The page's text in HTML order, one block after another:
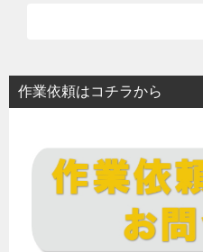
作業依頼はコチラから